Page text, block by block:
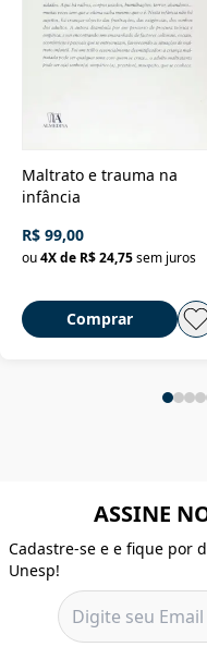
Maltrato e trauma na
infância
R$ 99,00
ou4X de R$ 24,75sem juros
Comprar
ASSINE
Cadastre-se e e fique por
Unesp!